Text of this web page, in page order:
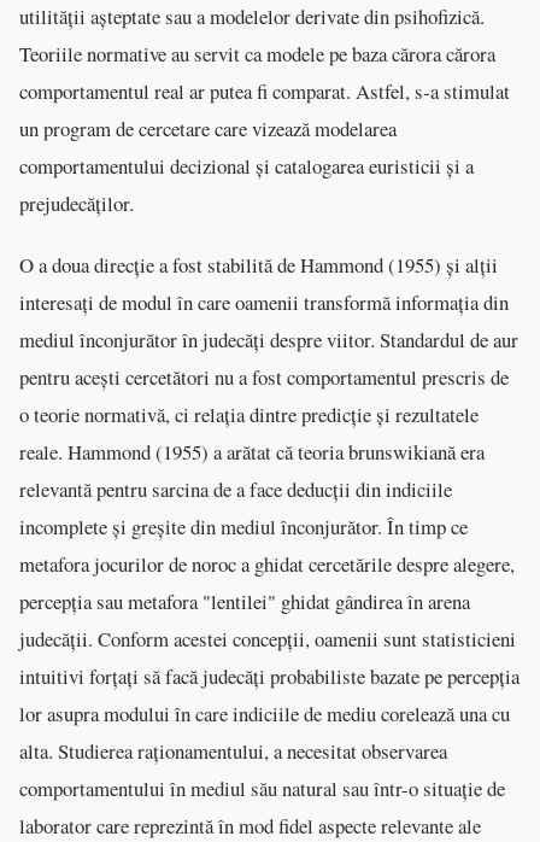
utilității așteptate sau a modelelor derivate din psihofizică.
Teoriile normative au servit ca modele pe baza cărora cărora
comportamentul real ar putea fi comparat. Astfel, s-a stimulat
un program de cercetare care vizează modelarea
comportamentului decizional și catalogarea euristicii și a
prejudecăților.
O a doua direcție a fost stabilită de Hammond (1955) și alții
interesați de modul în care oamenii transformă informația din
mediul înconjurător în judecăți despre viitor. Standardul de aur
pentru acești cercetători nu a fost comportamentul prescris de
o teorie normativă, ci relația dintre predicție și rezultatele
reale. Hammond (1955) a arătat că teoria brunswikiană era
relevantă pentru sarcina de a face deducții din indiciile
incomplete și greșite din mediul înconjurător. În timp ce
metafora jocurilor de noroc a ghidat cercetările despre alegere,
percepția sau metafora "lentilei" ghidat gândirea în arena
judecății. Conform acestei concepții, oamenii sunt statisticieni
intuitivi forțați să facă judecăți probabiliste bazate pe percepția
lor asupra modului în care indiciile de mediu corelează una cu
alta. Studierea raționamentului, a necesitat observarea
comportamentului în mediul său natural sau într-o situație de
laborator care reprezintă în mod fidel aspecte relevante ale